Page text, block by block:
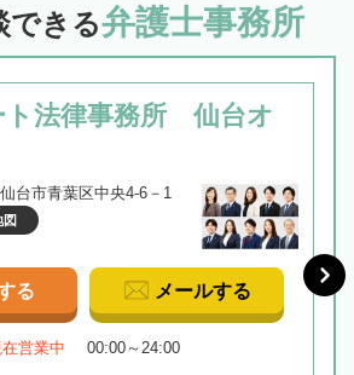
できる弁護士事務所
ト法律事務所 仙台オ
台市青葉区中央4-6－1
図
る メールする
営業中 00:00～24:00